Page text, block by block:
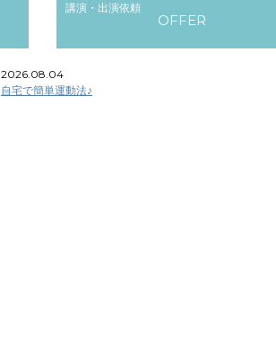
講演・出演依頼
OFFER
2026.08.04
自宅で簡単運動法♪